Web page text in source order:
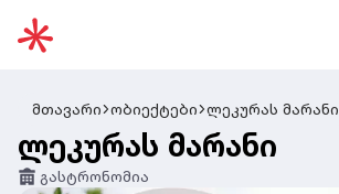
მთავარი ობიექტები ლეკურას მარანი
ლეკურას მარანი
გასტრონომია